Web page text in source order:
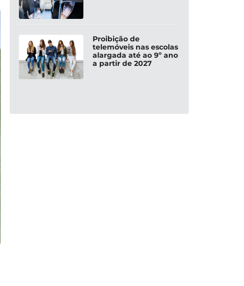
Proibição de
telemóveis nas escolas
alargada até ao 9º ano
a partir de 2027